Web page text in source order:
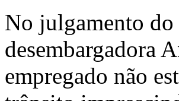
No julgamento do
desembargadora
empregado não